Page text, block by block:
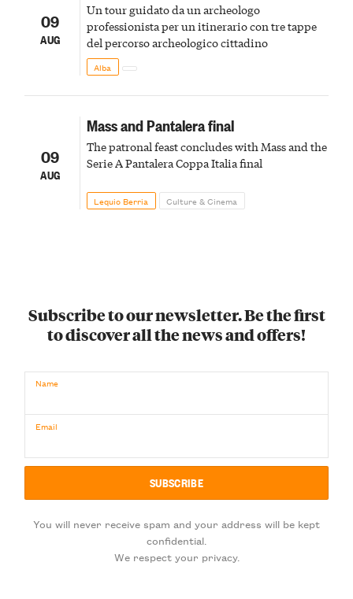
09
AUG
Un tour guidato da un archeologo
professionista per un itinerario con tre tappe
del percorso archeologico cittadino
Alba
09
AUG
Mass and Pantalera final
The patronal feast concludes with Mass and the
Serie A Pantalera Coppa Italia final
Lequio Berria Culture & Cinema
Subscribe to our newsletter. Be the first
to discover all the news and offers!
Name
Email
You will never receive spam and your address will be kept
confidential.
We respect your privacy.